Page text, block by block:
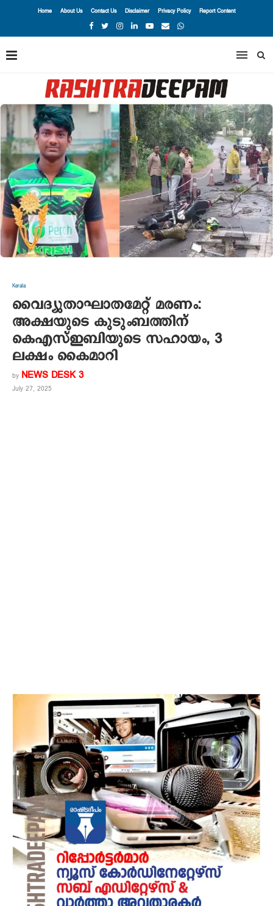
Home About Us Contact Us Disclaimer Privacy Policy Report Content
Kerala
വൈദ്യുതാഘാതമേറ്റ് മരണം:
അക്ഷയുടെ കുടുംബത്തിന്
കെഎസ്ഇബിയുടെ സഹായം, 3
ലക്ഷം കൈമാറി
by NEWS DESK 3
July 27, 2025